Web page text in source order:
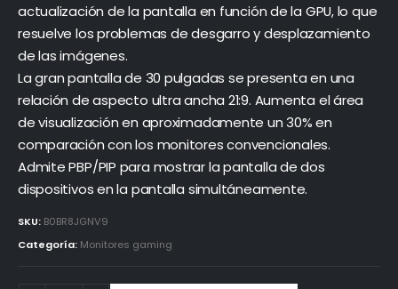
actualización de la pantalla en función de la GPU, lo que
resuelve los problemas de desgarro y desplazamiento
de las imágenes.
La gran pantalla de 30 pulgadas se presenta en una
relación de aspecto ultra ancha 21:9. Aumenta el área
de visualización en aproximadamente un 30% en
comparación con los monitores convencionales.
Admite PBP/PIP para mostrar la pantalla de dos
dispositivos en la pantalla simultáneamente.
SKU: B0BR8JGNV9
Categoría: Monitores gaming